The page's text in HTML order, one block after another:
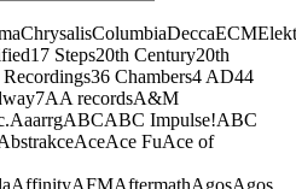
ChrysalisColumbiaDeccaECM
17 Steps20th Century20th
36 Chambers4 AD44
7AA recordsA&M
AaarrgABCABC Impulse!ABC
AceAce FuAce of